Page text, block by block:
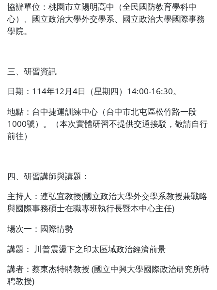
協辦單位：桃園市立陽明高中（全民國防教育學科中
心）、國立政治大學外交學系、國立政治大學國際事務
學院。
三、研習資訊
日期： 114年12月4日（星期四） 14:00-16:30。
地點：台中捷運訓練中心（台中市北屯區松竹路一段
1000號）。（本次實體研習不提供交通接駁，敬請自行
前往）
四、研習講師與講題：
主持人：連弘宜教授(國立政治大學外交學系教授兼戰略
與國際事務碩士在職專班執行長暨本中心主任)
場次一：國際情勢
講題：
川普震盪下之印太區域政治經濟前景
講者：蔡東杰特聘教授 (國立中興大學國際政治研究所特
聘教授)